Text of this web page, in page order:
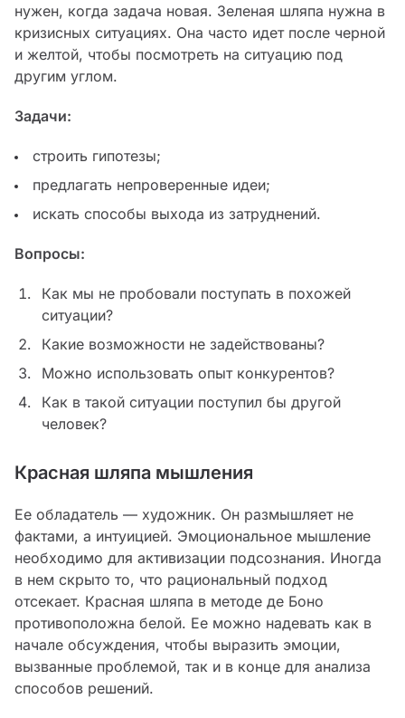
нужен, когда задача новая. Зеленая шляпа нужна в
кризисных ситуациях. Она часто идет после черной
и желтой, чтобы посмотреть на ситуацию под
другим углом.
Задачи:
строить гипотезы;
предлагать непроверенные идеи;
искать способы выхода из затруднений.
Вопросы:
Как мы не пробовали поступать в похожей
ситуации?
Какие возможности не задействованы?
Можно использовать опыт конкурентов?
Как в такой ситуации поступил бы другой
человек?
Красная шляпа мышления
Ее обладатель — художник. Он размышляет не
фактами, а интуицией. Эмоциональное мышление
необходимо для активизации подсознания. Иногда
в нем скрыто то, что рациональный подход
отсекает. Красная шляпа в методе де Боно
противоположна белой. Ее можно надевать как в
начале обсуждения, чтобы выразить эмоции,
вызванные проблемой, так и в конце для анализа
способов решений.